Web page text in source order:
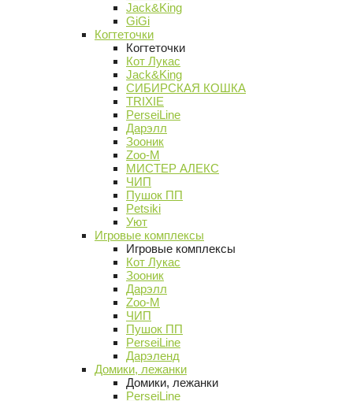
Jack&King
GiGi
Когтеточки
Когтеточки
Кот Лукас
Jack&King
СИБИРСКАЯ КОШКА
TRIXIE
PerseiLine
Дарэлл
Зооник
Zoo-M
МИСТЕР АЛЕКС
ЧИП
Пушок ПП
Petsiki
Уют
Игровые комплексы
Игровые комплексы
Кот Лукас
Зооник
Дарэлл
Zoo-M
ЧИП
Пушок ПП
PerseiLine
Дарэленд
Домики, лежанки
Домики, лежанки
PerseiLine